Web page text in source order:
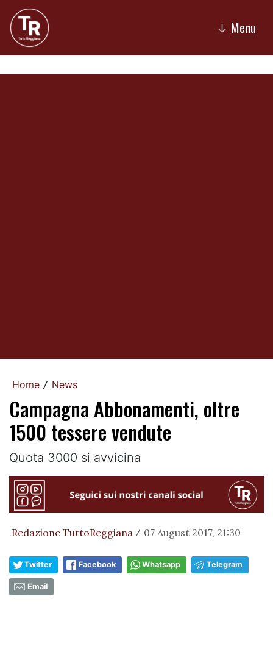
↓ Menu
Home / News
Campagna Abbonamenti, oltre
1500 tessere vendute
Quota 3000 si avvicina
Redazione TuttoReggiana / 07 August 2017, 21:30
Twitter Facebook Whatsapp Telegram
Email